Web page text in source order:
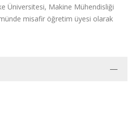
Üniversitesi, Makine Mühendisliği
misafir öğretim üyesi olarak